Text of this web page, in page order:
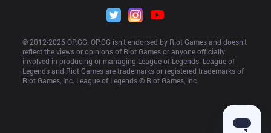
© 2012-2026 OP.GG. OP.GG isn’t endorsed by Riot Games and doesn’t
reflect the views or opinions of Riot Games or anyone officially
involved in producing or managing League of Legends. League of
Legends and Riot Games are trademarks or registered trademarks of
Riot Games, Inc. League of Legends © Riot Games, Inc.